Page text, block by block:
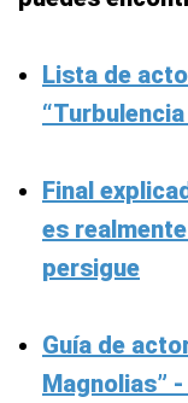
Lista de
Final
es
persigue
Guía de
Magnolias”